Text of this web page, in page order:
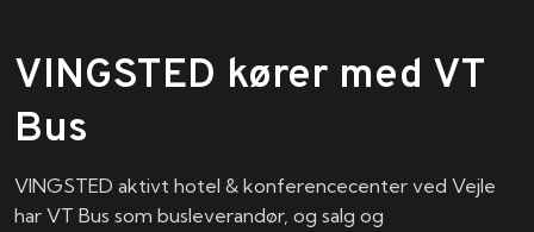
VINGSTED kører med VT
Bus
VINGSTED aktivt hotel & konferencecenter ved Vejle
har VT Bus som busleverandør, og salg og